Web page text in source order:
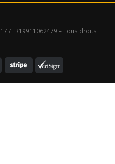
/ FR19911062479 – Tous droits